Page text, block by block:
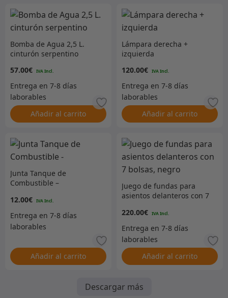
Bomba de Agua 2,5 L.
cinturón serpentino
57.00€
Añadir al carrito
Lámpara derecha +
izquierda
120.00€
Añadir al carrito
Junta Tanque de
Combustible –
12.00€
Añadir al carrito
Juego de fundas para
asientos delanteros con 7
220.00€
Añadir al carrito
Descargar más